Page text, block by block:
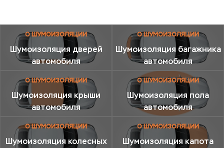
О ШУМОИЗОЛЯЦИИ
Шумоизоляция дверей
автомобиля
О ШУМОИЗОЛЯЦИИ
Шумоизоляция багажника
автомобиля
О ШУМОИЗОЛЯЦИИ
Шумоизоляция крыши
автомобиля
О ШУМОИЗОЛЯЦИИ
Шумоизоляция пола
автомобиля
О ШУМОИЗОЛЯЦИИ
Шумоизоляция колесных
О ШУМОИЗОЛЯЦИИ
Шумоизоляция капота